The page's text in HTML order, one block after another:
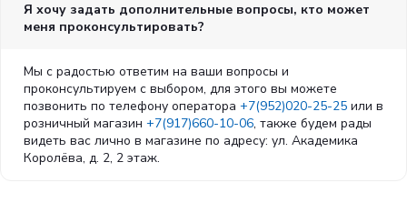
Я хочу задать дополнительные вопросы, кто может
меня проконсультировать?
Мы с радостью ответим на ваши вопросы и
проконсультируем с выбором, для этого вы можете
позвонить по телефону оператора +7(952)020-25-25 или в
розничный магазин +7(917)660-10-06, также будем рады
видеть вас лично в магазине по адресу: ул. Академика
Королёва, д. 2, 2 этаж.